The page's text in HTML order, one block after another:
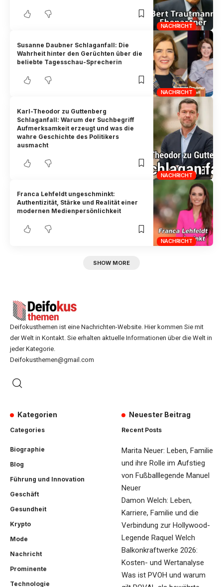
NACHRICHT
NACHRICHT
Susanne Daubner Schlaganfall: Die
Wahrheit hinter den Gerüchten über die
beliebte Tagesschau-Sprecherin
NACHRICHT
Karl-Theodor zu Guttenberg
Schlaganfall: Warum der Suchbegriff
Aufmerksamkeit erzeugt und was die
wahre Geschichte des Politikers
ausmacht
NACHRICHT
Franca Lehfeldt ungeschminkt:
Authentizität, Stärke und Realität einer
modernen Medienpersönlichkeit
SHOW MORE
Deifokusthemen ist eine Nachrichten-Website. Hier kommen Sie mit
der Welt in Kontakt. Sie erhalten aktuelle Informationen über die Welt in
jeder Kategorie.
Deifokusthemen@gmail.com
Kategorien
Categories
Biographie
Blog
Führung und Innovation
Geschäft
Gesundheit
Krypto
Mode
Nachricht
Prominente
Technologie
Neuester Beitrag
Recent Posts
Marita Neuer: Leben, Familie
und ihre Rolle im Aufstieg
von Fußballlegende Manuel
Neuer
Damon Welch: Leben,
Karriere, Familie und die
Verbindung zur Hollywood-
Legende Raquel Welch
Balkonkraftwerke 2026:
Kosten- und Wertanalyse
Was ist PVOH und warum